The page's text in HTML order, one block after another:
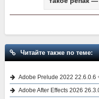
Читайте также по теме:
Adobe Prelude 2022 22.6.0.6
Adobe After Effects 2026